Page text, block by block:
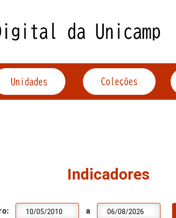
Indicadores
a